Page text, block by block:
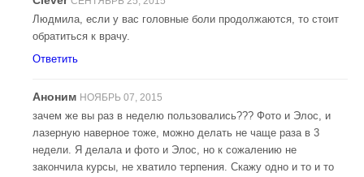
Людмила, если у вас головные боли продолжаются, то стоит
обратиться к врачу.
Ответить
Аноним НОЯБРЬ 07, 2015
зачем же вы раз в неделю пользовались??? Фото и Элос, и
лазерную наверное тоже, можно делать не чаще раза в 3
недели. Я делала и фото и Элос, но к сожалению не
закончила курсы, не хватило терпения. Скажу одно и то и то